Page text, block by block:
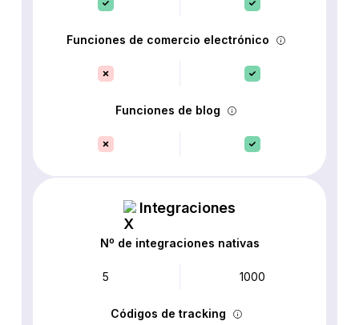
Funciones de comercio electrónico
Funciones de blog
Integraciones
Nº de integraciones nativas
5 1000
Códigos de tracking